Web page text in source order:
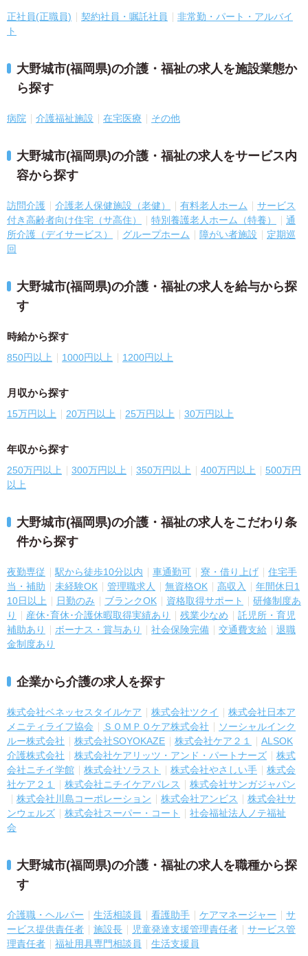
正社員(正職員) 契約社員・嘱託社員
非常勤・パート・アルバイ
ト
大野城市(福岡県)の介護・福祉の求人を施設業態か
ら探す
病院 介護福祉施設 在宅医療 その他
大野城市(福岡県)の介護・福祉の求人をサービス内
容から探す
訪問介護 介護老人保健施設（老健） 有料老人ホーム
サービス
付き高齢者向け住宅（サ高住）
特別養護老人ホーム（特養）
通
所介護（デイサービス）
グループホーム 障がい者施設
定期巡
回
大野城市(福岡県)の介護・福祉の求人を給与から探
す
時給から探す
850円以上 1000円以上 1200円以上
月収から探す
15万円以上 20万円以上 25万円以上 30万円以上
年収から探す
250万円以上 300万円以上 350万円以上 400万円以上
500万円
以上
大野城市(福岡県)の介護・福祉の求人をこだわり条
件から探す
夜勤専従 駅から徒歩10分以内 車通勤可 寮・借り上げ
住宅手
当・補助
未経験OK 管理職求人 無資格OK 高収入
年間休日1
10日以上
日勤のみ ブランクOK 資格取得サポート
研修制度あ
り
産休･育休･介護休暇取得実績あり 残業少なめ
託児所・育児
補助あり
ボーナス・賞与あり 社会保険完備 交通費支給
退職
金制度あり
企業から介護の求人を探す
株式会社ベネッセスタイルケア 株式会社ツクイ
株式会社日本ア
メニティライフ協会
ＳＯＭＰＯケア株式会社
ソーシャルインク
ルー株式会社
株式会社SOYOKAZE 株式会社ケア２１
ALSOK
介護株式会社
株式会社ケアリッツ・アンド・パートナーズ
株式
会社ニチイ学館
株式会社ソラスト 株式会社やさしい手
株式会
社ケア２１
株式会社ニチイケアパレス
株式会社サンガジャパン
株式会社川島コーポレーション
株式会社アンビス
株式会社サ
ンウェルズ
株式会社スーパー・コート
社会福祉法人ノテ福祉
会
大野城市(福岡県)の介護・福祉の求人を職種から探
す
介護職・ヘルパー 生活相談員 看護助手 ケアマネージャー
サ
ービス提供責任者
施設長 児童発達支援管理責任者
サービス管
理責任者
福祉用具専門相談員 生活支援員